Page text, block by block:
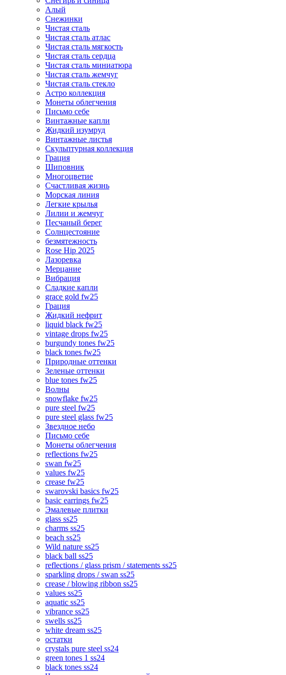
Алый
Снежинки
Чистая сталь
Чистая сталь атлас
Чистая сталь мягкость
Чистая сталь сердца
Чистая сталь миниатюра
Чистая сталь жемчуг
Чистая сталь стекло
Астро коллекция
Монеты облегчения
Письмо себе
Винтажные капли
Жидкий изумруд
Винтажные листья
Скульптурная коллекция
Грация
Шиповник
Многоцветие
Счастливая жизнь
Морская линия
Легкие крылья
Лилии и жемчуг
Песчаный берег
Солнцестояние
безмятежность
Rose Hip 2025
Лазоревка
Мерцание
Вибрация
Сладкие капли
grace gold fw25
Грация
Жидкий нефрит
liquid black fw25
vintage drops fw25
burgundy tones fw25
black tones fw25
Природные оттенки
Зеленые оттенки
blue tones fw25
Волны
snowflake fw25
pure steel fw25
pure steel glass fw25
Звездное небо
Письмо себе
Монеты облегчения
reflections fw25
swan fw25
values fw25
crease fw25
swarovski basics fw25
basic earrings fw25
Эмалевые плитки
glass ss25
charms ss25
beach ss25
Wild nature ss25
black ball ss25
reflections / glass prism / statements ss25
sparkling drops / swan ss25
crease / blowing ribbon ss25
values ss25
aquatic ss25
vibrance ss25
swells ss25
white dream ss25
остатки
crystals pure steel ss24
green tones 1 ss24
black tones ss24